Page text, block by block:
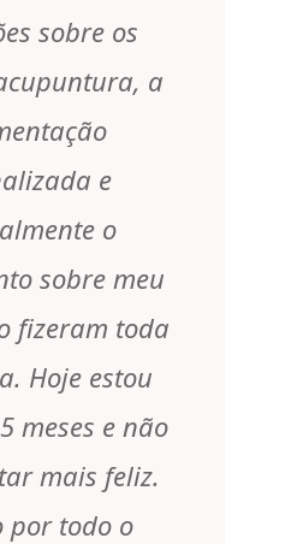
sobre os
a
e
o
sobre meu
fizeram toda
Hoje estou
meses e não
mais feliz.
por todo o